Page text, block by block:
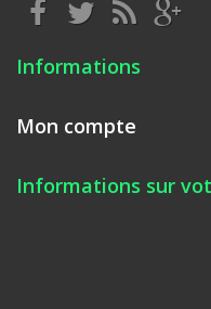
Informations
Mon compte
Informations sur